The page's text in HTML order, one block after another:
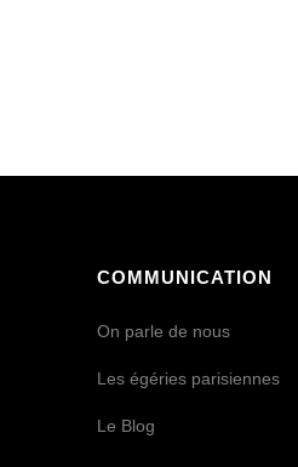
COMMUNICATION
On parle de nous
Les égéries parisiennes
Le Blog